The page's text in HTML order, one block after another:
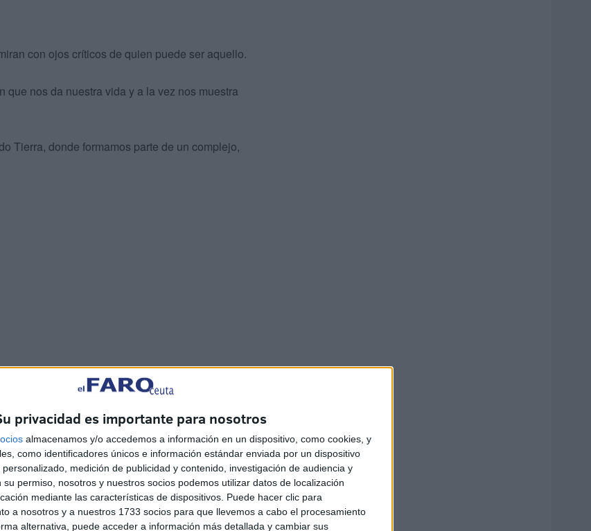
privacidad es importante para nosotros
almacenamos y/o accedemos a información en un dispositivo, como cookies, y
como identificadores únicos e información estándar enviada por un dispositivo
medición de publicidad y contenido, investigación de audiencia y
su permiso, nosotros y nuestros socios podemos utilizar datos de localización
mediante las características de dispositivos. Puede hacer clic para
a nosotros y a nuestros 1733 socios para que llevemos a cabo el procesamiento
alternativa, puede acceder a información más detallada y cambiar sus
con ojos críticos de quien puede ser aquello.
nos da nuestra vida y a la vez nos muestra
Tierra, donde formamos parte de un complejo,
paraíso donde no hay normas, pero hay
malo, de un camino u otro.